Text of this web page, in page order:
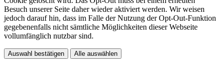
Besuch unserer Seite daher wieder aktiviert werden. Wir weisen
jedoch darauf hin, dass im Falle der Nutzung der Opt-Out-Funktion
gegebenenfalls nicht sämtliche Möglichkeiten dieser Webseite
vollumfänglich nutzbar sind.
Auswahl bestätigen Alle auswählen